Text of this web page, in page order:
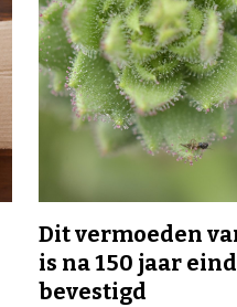
Dit vermoeden
is na 150 jaar
bevestigd